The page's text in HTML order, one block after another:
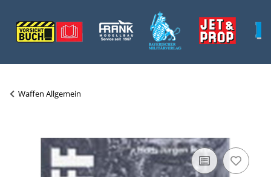
Waffen Allgemein